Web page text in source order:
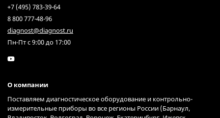
+7 (495) 783-39-64
8 800 777-48-96
diagnost@diagnost.ru
Пн-Пт с 9:00 до 17:00
О компании
Поставляем диагностическое оборудование и контрольно-
измерительные приборы во все регионы России (Барнаул,